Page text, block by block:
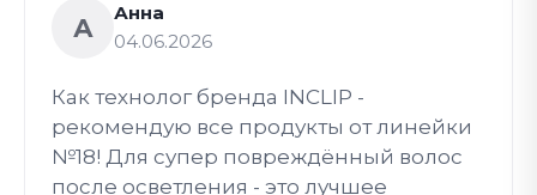
А
Анна
04.06.2026
Как технолог бренда INCLIP -
рекомендую все продукты от линейки
№18! Для супер повреждённый волос
после осветления - это лучшее